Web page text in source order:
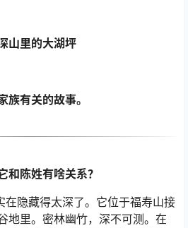
山里的大湖坪
族有关的故事。
和陈姓有啥关系？
在隐藏得太深了。它位于福寿山接
地里。密林幽竹，深不可测。在